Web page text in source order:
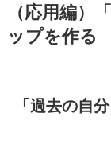
（応用編）
ップを作る
「過去の自